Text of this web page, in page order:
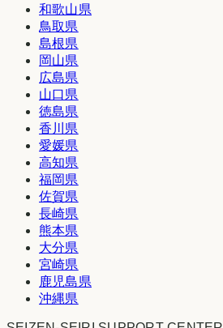
和歌山県
鳥取県
島根県
岡山県
広島県
山口県
徳島県
香川県
愛媛県
高知県
福岡県
佐賀県
長崎県
熊本県
大分県
宮崎県
鹿児島県
沖縄県